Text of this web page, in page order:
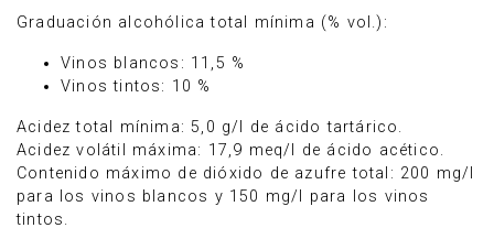
Graduación alcohólica total mínima (% vol.):
Vinos blancos: 11,5 %
Vinos tintos: 10 %
Acidez total mínima: 5,0 g/l de ácido tartárico.
Acidez volátil máxima: 17,9 meq/l de ácido acético.
Contenido máximo de dióxido de azufre total: 200 mg/l
para los vinos blancos y 150 mg/l para los vinos
tintos.